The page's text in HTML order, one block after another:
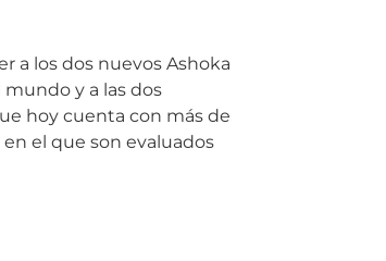
a los dos nuevos Ashoka
y a las dos
hoy cuenta con más de
el que son evaluados